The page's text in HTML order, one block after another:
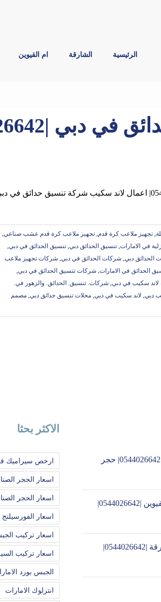
الرئيسية الشارقة ام القيوين
, تجهيز ملاعب كرة قدم, تجهيز ملاعب كرة قدم عشب صناعي,
في الامارات, تنسيق الحدائق دبي, تنسيق الحدائق في دبي,
الحدائق دبي, شركات الحدائق في دبي, شركات تجهيز ملاعب
الحدائق في الامارات, شركات تنسيق الحدائق في دبي,
سكيب في دبي, شركات. تنسيق. الحدائق. والزهور في.
دبي, لاند سكيب في دبي, محلات تنسيق حدائق دبي, مصمم
تركيب حجر صناعي في دبي |0544026642| حجر
تركيب حجر صناعي في ام القيوين |0544026642|
تركيب حجر صناعي في الشارقة |0544026642|
الاكثر بحثا
ارخص سيراميك
اسعار الحجر
اسعار الحجر
اسعار
اسعار تركيب
اسعار تركيب
الجبس بورد
انترلوك الامارات